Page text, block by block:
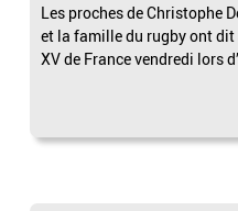
Les proches de Christophe
et la famille du rugby ont dit
XV de France vendredi lors